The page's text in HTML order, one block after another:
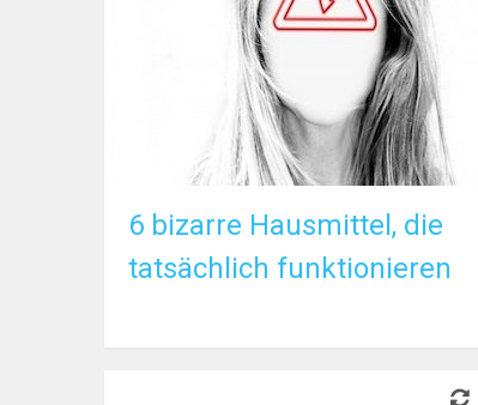
6 bizarre Hausmittel, die
tatsächlich funktionieren